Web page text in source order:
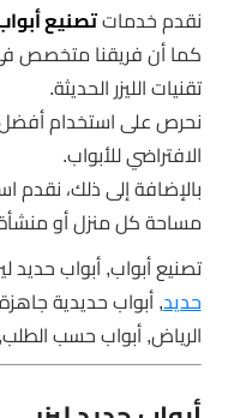
نقدم خدماتتصنيع
كما أن فريقنا متخصص
تقنيات الليزر الحديثة.
نحرص على استخدام أفضل
الافتراضي للأبواب.
بالإضافة إلى ذلك، نقدم
مساحة كل منزل أو
تصنيع أبواب, أبواب حديد
حديد, أبواب حديدية
الرياض, أبواب حسب